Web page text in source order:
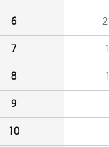
6
7
8
9
10